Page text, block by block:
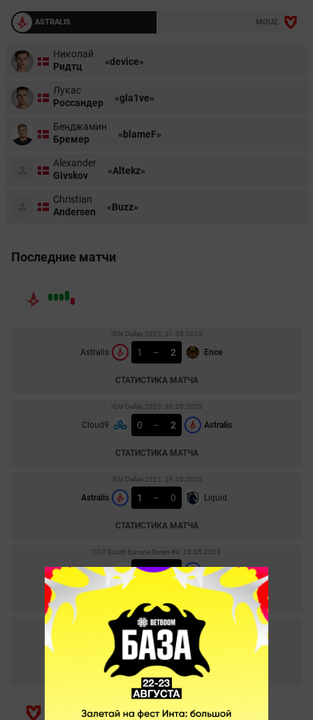
ASTRALIS MOUZ
Николай
Ридтц
«device»
Лукас
Россандер
«gla1ve»
Бенджамин
Бремер
«blameF»
Alexander
Givskov
«Altekz»
Christian
Andersen
«Buzz»
Последние матчи
IEM Dallas 2023. 31.05.2023
Astralis 1 – 2 Ence
СТАТИСТИКА МАТЧА
IEM Dallas 2023. 30.05.2023
Cloud9 0 – 2 Astralis
СТАТИСТИКА МАТЧА
IEM Dallas 2023. 29.05.2023
Astralis 1 – 0 Liquid
СТАТИСТИКА МАТЧА
CCT South Europe Series #4. 25.05.2023
Eternal Fire 1 – 2 Astralis
CCT South Europe Series #4. 25.05.2023
2 – 1
СТАТИСТИКА МАТЧА